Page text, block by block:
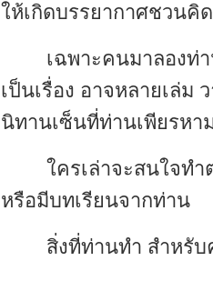
ให้เกิดบรรยากาศชวนคิ
เฉพาะคนมาลองท่
เป็นเรื่อง อาจหลายเล่ม
นิทานเซ็นที่ท่านเพียรหา
ใครเล่าจะสนใจท
หรือมีบทเรียนจากท่าน
สิ่งที่ท่านทำ สำหรั